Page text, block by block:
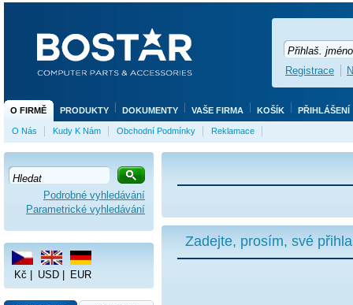
Zadejte, prosím, své
Podrobné vyhledávání
Parametrické vyhledávání
Kč USD EUR
O FIRMĚ PRODUKTY DOKUMENTY VAŠE FIRMA KOŠÍK PŘIHLÁŠENÍ
O Nás Kudy K Nám Obchodní Podmínky Reklamace
Registrace